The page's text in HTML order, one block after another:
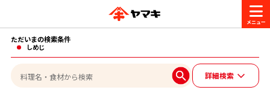
商品情報
レシピ
ただいまの検索条件
しめじ
詳細検索